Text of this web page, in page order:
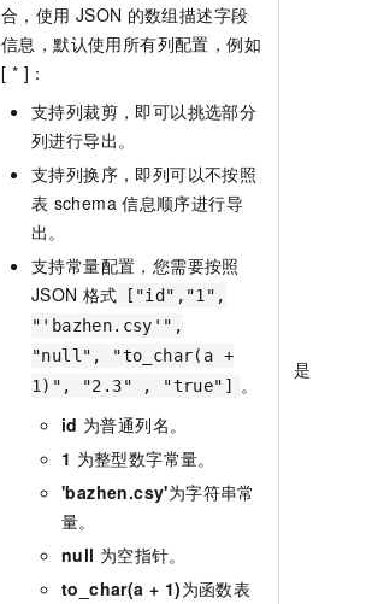
合，使用 JSON 的数组描述字段
信息，默认使用所有列配置，例如
[ * ]：
支持列裁剪，即可以挑选部分
列进行导出。
支持列换序，即列可以不按照
表 schema 信息顺序进行导
出。
支持常量配置，您需要按照
JSON 格式
["id","1",
"'bazhen.csy'",
"null", "to_char(a +
1)", "2.3" , "true"]
。
id 为普通列名。
1 为整型数字常量。
'bazhen.csy'为字符串常
量。
null 为空指针。
to_char(a + 1)为函数表
是